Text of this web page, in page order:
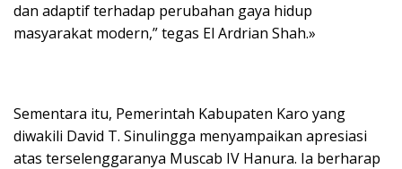
dan adaptif terhadap perubahan gaya hidup
masyarakat modern,” tegas El Ardrian Shah.»
Sementara itu, Pemerintah Kabupaten Karo yang
diwakili David T. Sinulingga menyampaikan apresiasi
atas terselenggaranya Muscab IV Hanura. Ia berharap